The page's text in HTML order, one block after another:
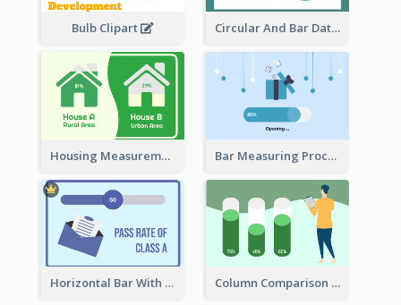
Bulb Clipart Circular And Bar Data
Housing Measurement Comparison Bar Measuring Process
Horizontal Bar With Button Column Comparison Record